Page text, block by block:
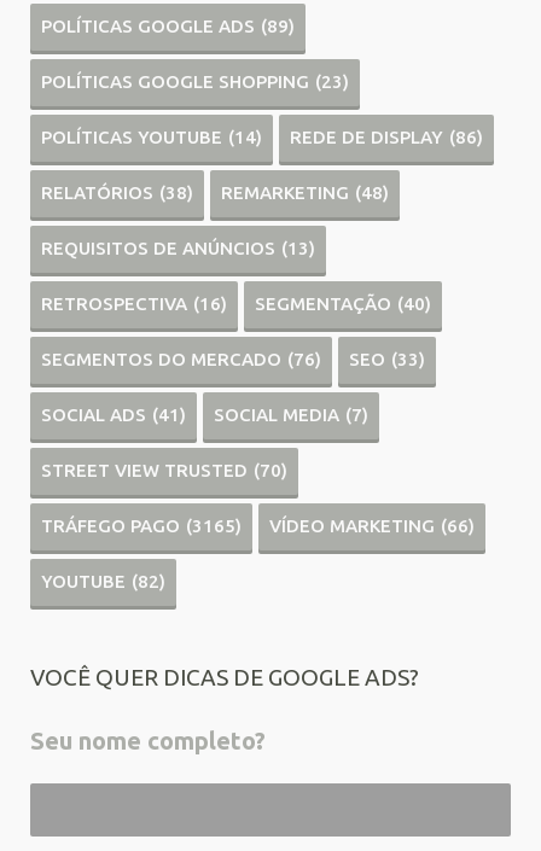
POLÍTICAS GOOGLE ADS (89)
POLÍTICAS GOOGLE SHOPPING (23)
POLÍTICAS YOUTUBE (14) REDE DE DISPLAY (86)
RELATÓRIOS (38) REMARKETING (48)
REQUISITOS DE ANÚNCIOS (13)
RETROSPECTIVA (16) SEGMENTAÇÃO (40)
SEGMENTOS DO MERCADO (76) SEO (33)
SOCIAL ADS (41) SOCIAL MEDIA (7)
STREET VIEW TRUSTED (70)
TRÁFEGO PAGO (3165) VÍDEO MARKETING (66)
YOUTUBE (82)
VOCÊ QUER DICAS DE GOOGLE ADS?
Seu nome completo?